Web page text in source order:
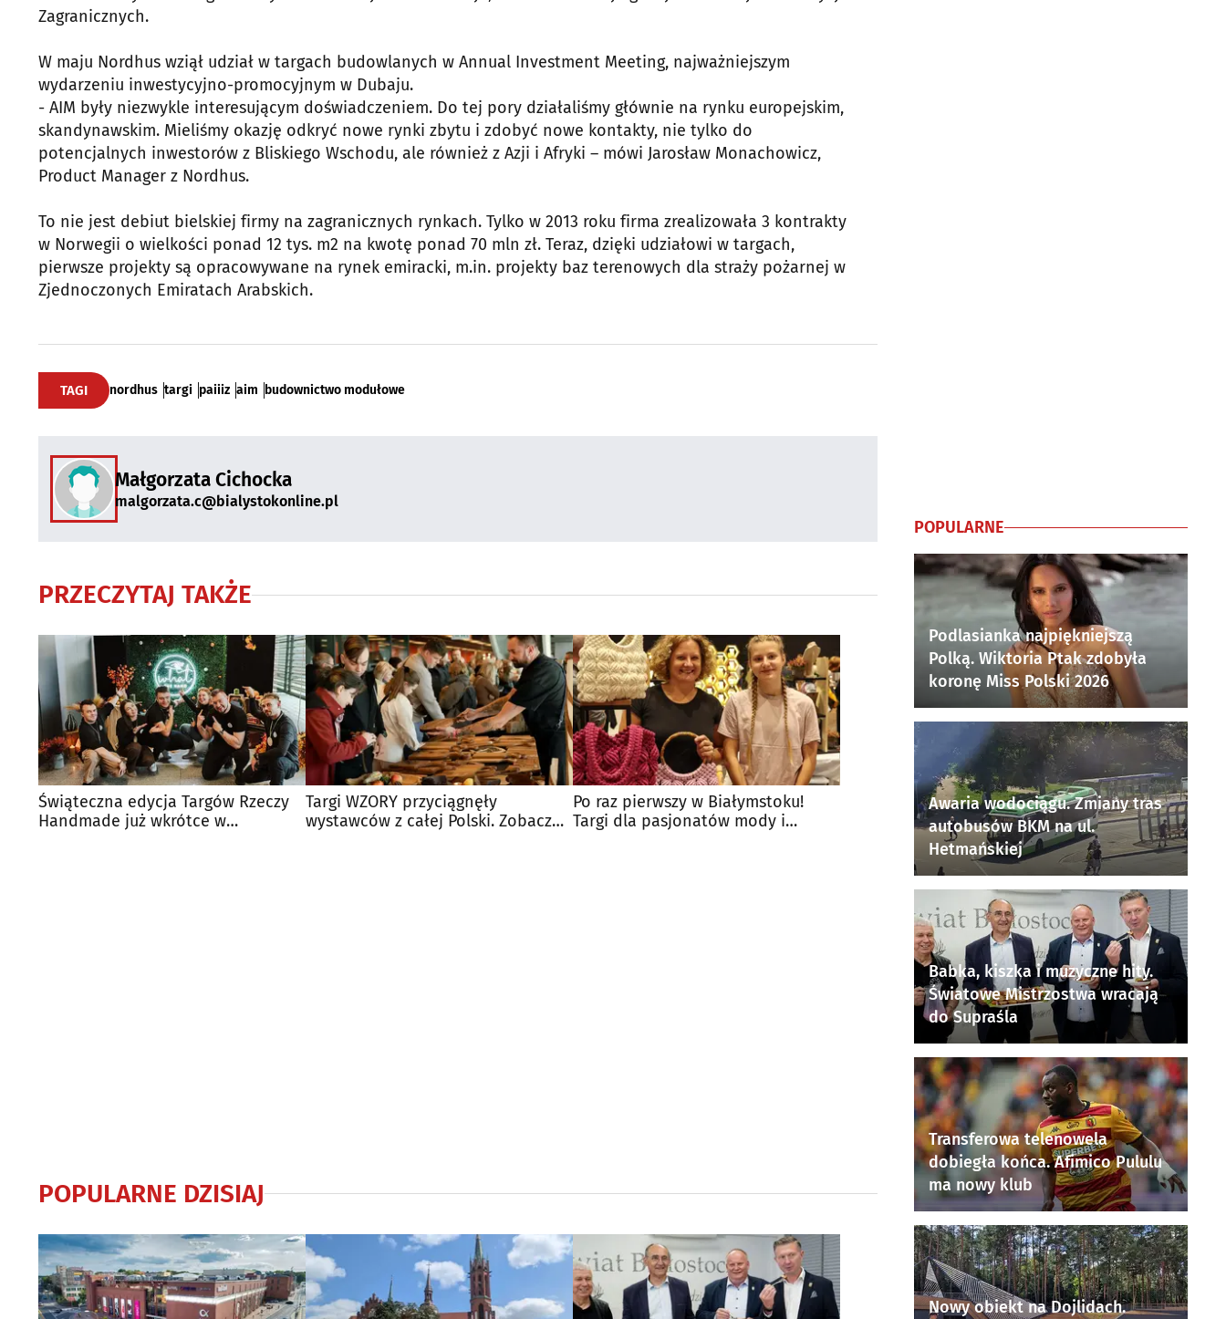
Zagranicznych.
W maju Nordhus wziął udział w targach budowlanych w Annual Investment Meeting, najważniejszym
wydarzeniu inwestycyjno-promocyjnym w Dubaju.
- AIM były niezwykle interesującym doświadczeniem. Do tej pory działaliśmy głównie na rynku europejskim,
skandynawskim. Mieliśmy okazję odkryć nowe rynki zbytu i zdobyć nowe kontakty, nie tylko do
potencjalnych inwestorów z Bliskiego Wschodu, ale również z Azji i Afryki – mówi Jarosław Monachowicz,
Product Manager z Nordhus.
To nie jest debiut bielskiej firmy na zagranicznych rynkach. Tylko w 2013 roku firma zrealizowała 3 kontrakty
w Norwegii o wielkości ponad 12 tys. m2 na kwotę ponad 70 mln zł. Teraz, dzięki udziałowi w targach,
pierwsze projekty są opracowywane na rynek emiracki, m.in. projekty baz terenowych dla straży pożarnej w
Zjednoczonych Emiratach Arabskich.
TAGI nordhus targi paiiiz aim budownictwo modułowe
Małgorzata Cichocka
malgorzata.c@bialystokonline.pl
PRZECZYTAJ TAKŻE
Świąteczna edycja Targów Rzeczy
Handmade już wkrótce w
Targi WZORY przyciągnęły
wystawców z całej Polski. Zobacz
Po raz pierwszy w Białymstoku!
Targi dla pasjonatów mody i
POPULARNE DZISIAJ
POPULARNE
Podlasianka najpiękniejszą
Polką. Wiktoria Ptak zdobyła
koronę Miss Polski 2026
Awaria wodociągu. Zmiany tras
autobusów BKM na ul.
Hetmańskiej
Babka, kiszka i muzyczne hity.
Światowe Mistrzostwa wracają
do Supraśla
Transferowa telenowela
dobiegła końca. Afimico Pululu
ma nowy klub
Nowy obiekt na Dojlidach.